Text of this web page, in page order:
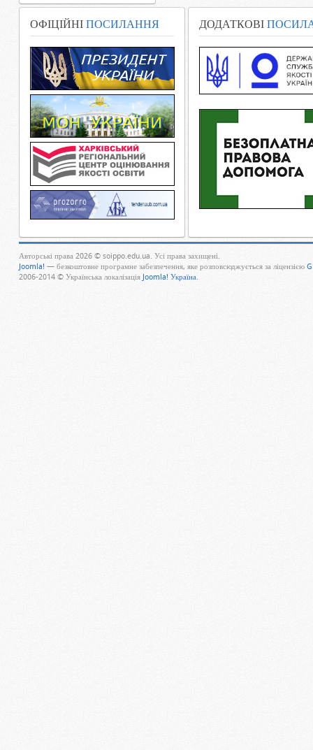
ОФІЦІЙНІ ПОСИЛАННЯ ДОДАТКОВІ
Авторські права 2026 © soippo.edu.ua. Усі права захищені.
Joomla! — безкоштовне програмне забезпечення, яке розповсюджується за ліцензією
2006-2014 © Українська локалізація Joomla! Україна.